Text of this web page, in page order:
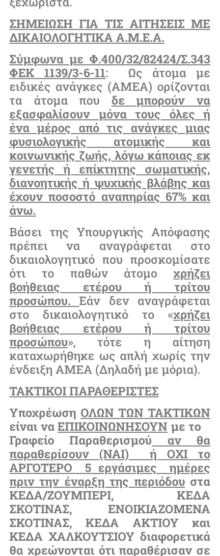
ΣΗΜΕΙΩΣΗ ΓΙΑ ΤΙΣ ΑΙΤΗΣΕΙΣ ΜΕ
ΔΙΚΑΙΟΛΟΓΗΤΙΚΑ Α.Μ.Ε.Α.
Σύμφωνα με Φ.400/32/82424/Σ.343
ΦΕΚ 1139/3-6-11: Ως άτομα με
ειδικές ανάγκες (ΑΜΕΑ) ορίζονται
τα άτομα που δε μπορούν να
εξασφαλίσουν μόνα τους όλες ή
ένα μέρος από τις ανάγκες μιας
φυσιολογικής ατομικής και
κοινωνικής ζωής, λόγω κάποιας εκ
γενετής ή επίκτητης σωματικής,
διανοητικής ή ψυχικής βλάβης και
έχουν ποσοστό αναπηρίας 67% και
άνω.
Βάσει της Υπουργικής Απόφασης
πρέπει να αναγράφεται στο
δικαιολογητικό που προσκομίσατε
ότι το παθών άτομο χρήζει
βοήθειας ετέρου ή τρίτου
προσώπου.Εάν δεν αναγράφεται
στο δικαιολογητικό το «χρήζει
βοήθειας ετέρου ή τρίτου
προσώπου», τότε η αίτηση
καταχωρήθηκε ως απλή χωρίς την
ένδειξη ΑΜΕΑ (Δηλαδή με μόρια).
ΤΑΚΤΙΚΟΙ ΠΑΡΑΘΕΡΙΣΤΕΣ
Υποχρέωση ΟΛΩΝ ΤΩΝ ΤΑΚΤΙΚΩΝ
είναι να ΕΠΙΚΟΙΝΩΝΗΣΟΥΝ με το
Γραφείο
Παραθερισμού αν θα
παραθερίσουν (ΝΑΙ) ή ΟΧΙ το
ΑΡΓΟΤΕΡΟ 5 εργάσιμες ημέρες
πριν την έναρξη της περιόδου στα
ΚΕΔΑ/ΖΟΥΜΠΕΡΙ, ΚΕΔΑ
ΣΚΟΤΙΝΑΣ, ΕΝΟΙΚΙΑΖΟΜΕΝΑ
ΣΚΟΤΙΝΑΣ, ΚΕΔΑ ΑΚΤΙΟΥ και
ΚΕΔΑ ΧΑΛΚΟΥΤΣΙΟΥ διαφορετικά
θα χρεώνονται ότι παραθέρισαν σε